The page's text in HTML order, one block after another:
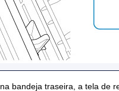
bandeja traseira , a tela de